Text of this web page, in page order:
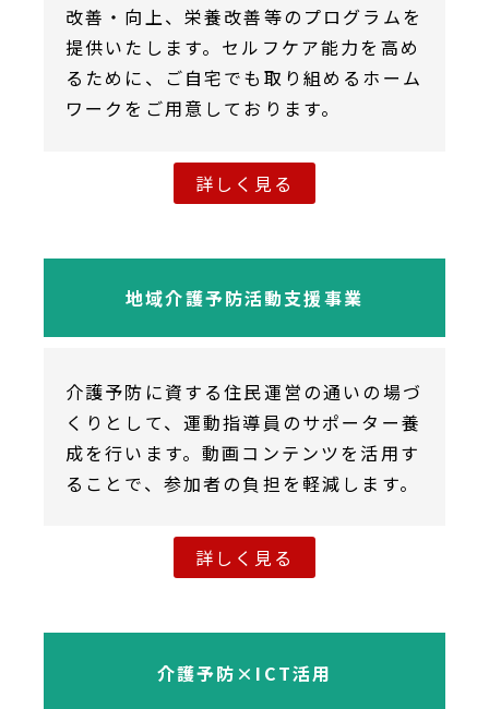
改善・向上、栄養改善等のプログラムを
提供いたします。セルフケア能力を高め
るために、ご自宅でも取り組めるホーム
ワークをご用意しております。
詳しく見る
地域介護予防活動支援事業
介護予防に資する住民運営の通いの場づ
くりとして、運動指導員のサポーター養
成を行います。動画コンテンツを活用す
ることで、参加者の負担を軽減します。
詳しく見る
介護予防×ICT活用